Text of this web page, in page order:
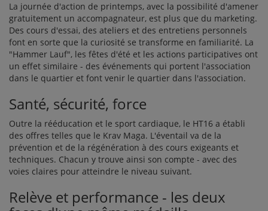
La journée d'action de printemps, avec la possibilité d'amener
gratuitement un accompagnateur, est plus que du marketing.
Des cours d'essai, des ateliers et des entretiens personnels
font en sorte que la curiosité se transforme en familiarité. La
"Hammer Lauf", les fêtes d'été et les actions participatives ont
un effet similaire - des événements qui portent l'association
dans le quartier et font venir le quartier dans l'association.
Santé, sécurité, force
Outre la rééducation et le sport cardiaque, le HT16 a établi
des offres telles que le Krav Maga. L'éventail va de la
prévention et de la régénération à des cours exigeants et
techniques. Chacun y trouve ainsi son compte - avec des
voies claires pour atteindre le niveau suivant.
Relève et performance - les deux